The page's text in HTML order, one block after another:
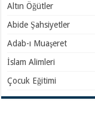
Altın Öğütler
Abide Şahsiyetler
Adab-ı Muaşeret
İslam Alimleri
Çocuk Eğitimi